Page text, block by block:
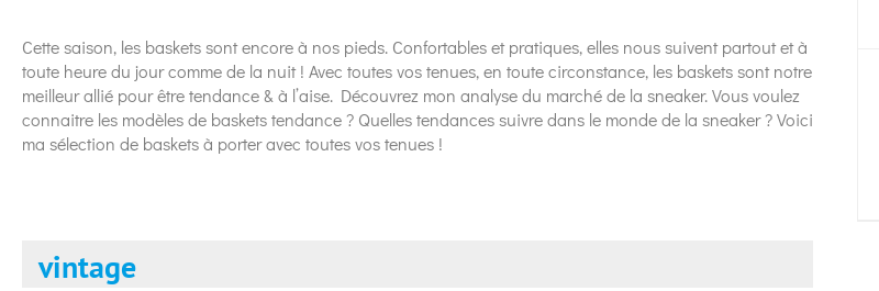
Cette saison, les baskets sont encore à nos pieds. Confortables et pratiques, elles nous suivent partout et à
toute heure du jour comme de la nuit ! Avec toutes vos tenues, en toute circonstance, les baskets sont notre
meilleur allié pour être tendance & à l’aise. Découvrez mon analyse du marché de la sneaker. Vous voulez
connaitre les modèles de baskets tendance ? Quelles tendances suivre dans le monde de la sneaker ? Voici
ma sélection de baskets à porter avec toutes vos tenues !
vintage